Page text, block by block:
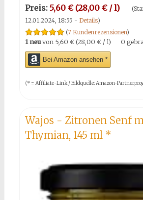
Preis: 5,60 € (28,00 € / l)
12.01.2024, 18:55 - Details)
(7 Kundenrezensionen)
1 neuvon 5,60 € (28,00 € / l) 0
Bei Amazon ansehen *
(* = Affiliate-Link / Bildquelle: Amazon-
Wajos - Zitronen Senf
Thymian, 145 ml *